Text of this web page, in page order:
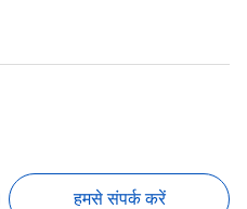
हमसे संपर्क करें